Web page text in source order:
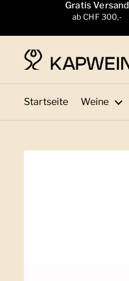
Zum Inhalt springenGratis Versand
ab CHF 300,-
Startseite Weine